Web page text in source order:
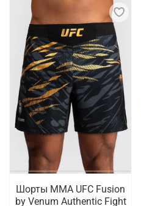
Шорты ММА UFC Fusion
by Venum Authentic Fight